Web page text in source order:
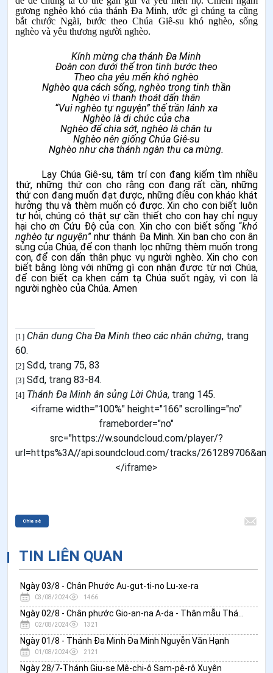
gương nghèo khó của thánh Đa Minh, ước gì chúng ta cũng
bắt chước Ngài, bước theo Chúa Giê-su khó nghèo, sống
nghèo và yêu thương người nghèo.
Kính mừng cha thánh Đa Minh
Đoàn con dưới thế trọn tình bước theo
Theo cha yêu mến khó nghèo
Nghèo qua cách sống, nghèo trong tinh thần
Nghèo vì thanh thoát dấn thân
“Vui nghèo tự nguyện” thế trần lánh xa
Nghèo là di chúc của cha
Nghèo để chia sớt, nghèo là chân tu
Nghèo nên giống Chúa Giê-su
Nghèo như cha thánh ngàn thu ca mừng.
Lạy Chúa Giê-su, tâm trí con đang kiếm tìm nhiều
thứ, những thứ con cho rằng con đang rất cần, những
thứ con đang muốn đạt được, những điều con kháo khát
hưởng thụ và thèm muốn có được. Xin cho con biết luôn
tự hỏi, chúng có thật sự cần thiết cho con hay chỉ nguy
hại cho ơn Cứu Độ của con. Xin cho con biết sống “khó
nghèo tự nguyện” như thánh Đa Minh. Xin ban cho con ân
sủng của Chúa, để con thanh lọc những thèm muốn trong
con, để con dấn thân phục vụ người nghèo. Xin cho con
biết bằng lòng với những gì con nhận được từ nơi Chúa,
để con biết ca khen cảm tạ Chúa suốt ngày, vì con là
người nghèo của Chúa. Amen
[1] Chân dung Cha Đa Minh theo các nhân chứng, trang
60.
[2] Sđd, trang 75, 83
[3] Sđd, trang 83-84.
[4] Thánh Đa Minh ân sủng Lời Chúa, trang 145.
<iframe width="100%" height="166" scrolling="no"
frameborder="no"
src="https://w.soundcloud.com/player/?
url=https%3A//api.soundcloud.com/tracks/
</iframe>
Chia sẻ
TIN LIÊN QUAN
Ngày 03/8 - Chân Phước Au-gut-ti-no Lu-xe-ra
03/08/2024 1466
02/08/2024 1321
Ngày 01/8 - Thánh Đa Minh Đa Minh Nguyễn Văn Hạnh
01/08/2024 2121
Ngày 28/7-Thánh Giu-se Mê-chi-ô Sam-pê-rô Xuyên